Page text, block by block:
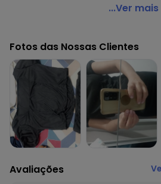
Moda Pop - Conjunto Preto em
Comprimento da manga: Curta
Modelo da manga: Bufante
Cintura: Alta
Decote frente: Quadrado
Decote costas: Redondo
Complemento: Elástico; fenda;
Tecido: Malha de poliéster 130g
meia malha
...Ver mais
Fotos das Nossas Clientes
Avaliações